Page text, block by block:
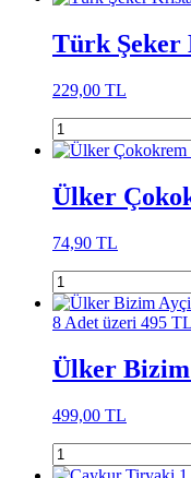
Türk Şeker
229,00 TL
Ülker
74,90 TL
8 Adet üzeri 495 TL
Ülker Bizim
499,00 TL